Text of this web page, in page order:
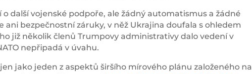
další vojenské podpoře, ale žádný automatismus a žádné
ani bezpečnostní záruky, v něž Ukrajina doufala s ohledem
již několik členů Trumpovy administrativy dalo vedení v
nepřipadá v úvahu.
jako jeden z aspektů širšího mírového plánu založeného na